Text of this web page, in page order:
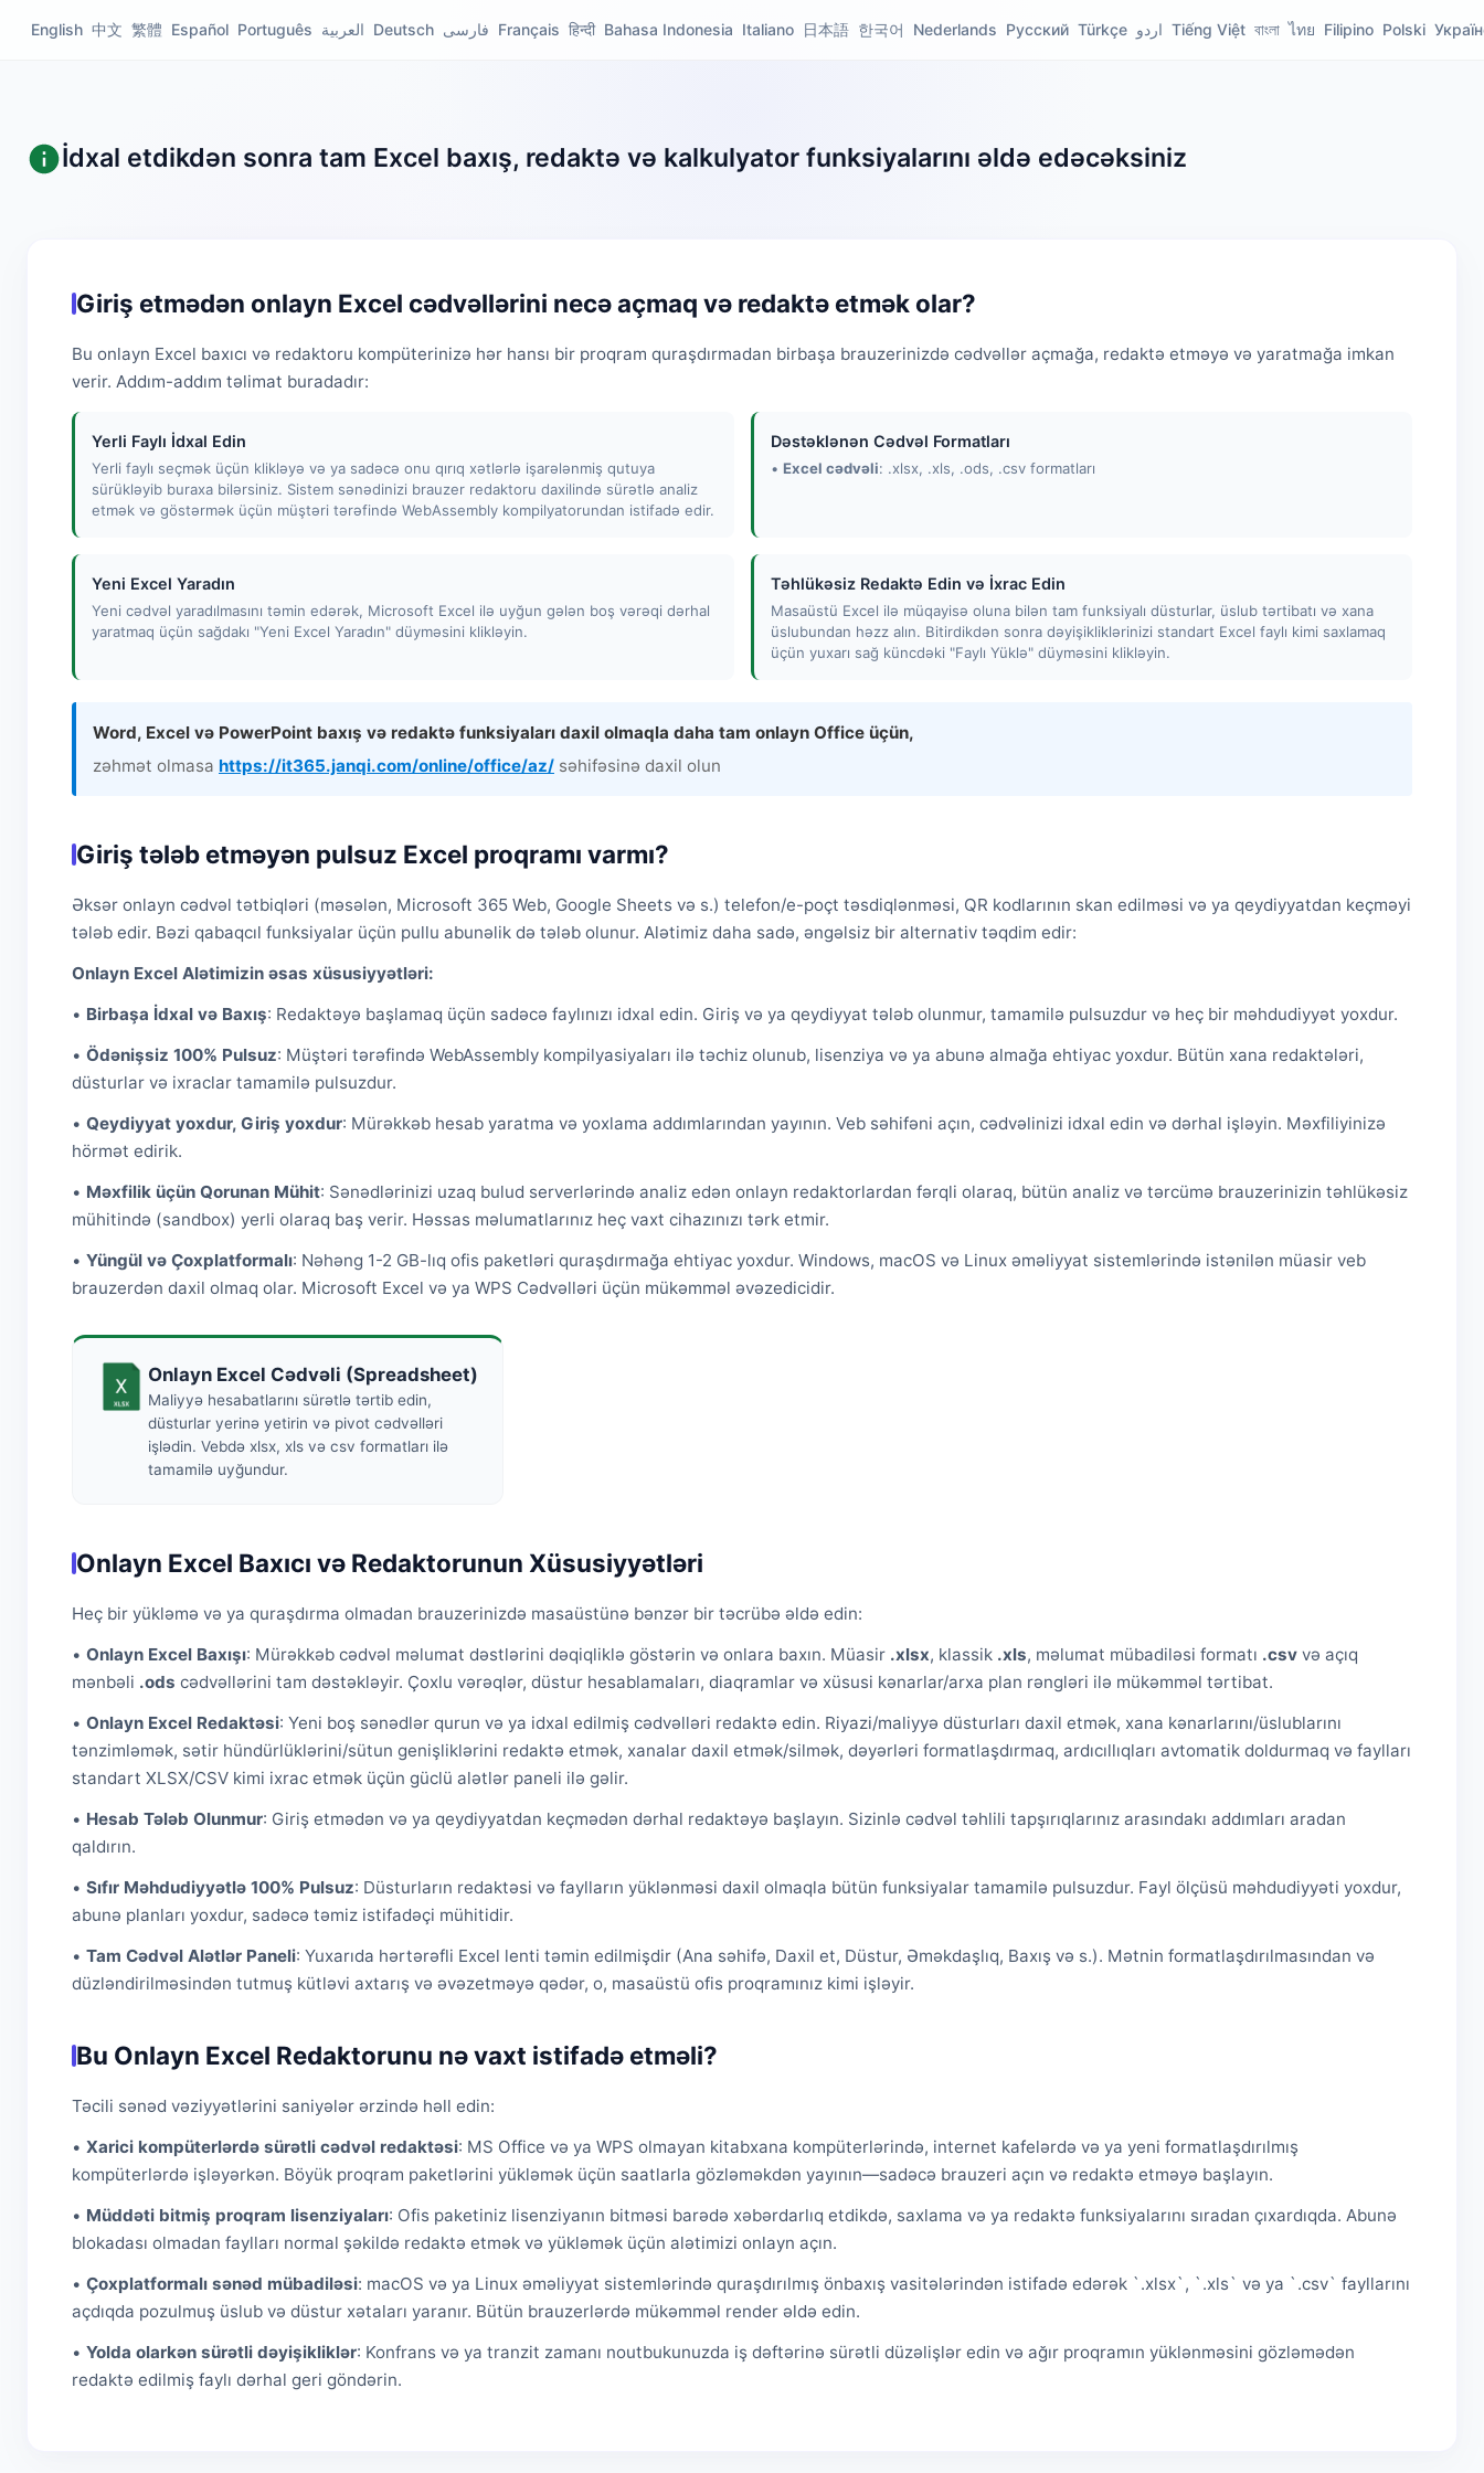
English 中文 繁體 Español Português العربية Deutsch فارسی Français हिन्दी Bahasa Indonesia Italiano 日本語 한국어 Nederlands Русский Türkçe اردو Tiếng Việt বাংলা ไทย Filipino Polski
İdxal etdikdən sonra tam Excel baxış, redaktə və kalkulyator funksiyalarını əldə edəcəksiniz
Giriş etmədən onlayn Excel cədvəllərini necə açmaq və redaktə etmək olar?
Bu onlayn Excel baxıcı və redaktoru kompüterinizə hər hansı bir proqram quraşdırmadan birbaşa brauzerinizdə cədvəllər açmağa, redaktə etməyə və yaratmağa imkan
verir. Addım-addım təlimat buradadır:
Yerli Faylı İdxal Edin
Yerli faylı seçmək üçün klikləyə və ya sadəcə onu qırıq xətlərlə işarələnmiş qutuya
sürükləyib buraxa bilərsiniz. Sistem sənədinizi brauzer redaktoru daxilində sürətlə analiz
etmək və göstərmək üçün müştəri tərəfində WebAssembly kompilyatorundan istifadə edir.
Dəstəklənən Cədvəl Formatları
• Excel cədvəli: .xlsx, .xls, .ods, .csv formatları
Yeni Excel Yaradın
Yeni cədvəl yaradılmasını təmin edərək, Microsoft Excel ilə uyğun gələn boş vərəqi dərhal
yaratmaq üçün sağdakı "Yeni Excel Yaradın" düyməsini klikləyin.
Təhlükəsiz Redaktə Edin və İxrac Edin
Masaüstü Excel ilə müqayisə oluna bilən tam funksiyalı düsturlar, üslub tərtibatı və xana
üslubundan həzz alın. Bitirdikdən sonra dəyişikliklərinizi standart Excel faylı kimi saxlamaq
üçün yuxarı sağ küncdəki "Faylı Yüklə" düyməsini klikləyin.
Word, Excel və PowerPoint baxış və redaktə funksiyaları daxil olmaqla daha tam onlayn Office üçün,
zəhmət olmasa https://it365.janqi.com/online/office/az/ səhifəsinə daxil olun
Giriş tələb etməyən pulsuz Excel proqramı varmı?
Əksər onlayn cədvəl tətbiqləri (məsələn, Microsoft 365 Web, Google Sheets və s.) telefon/e-poçt təsdiqlənməsi, QR kodlarının skan edilməsi və ya qeydiyyatdan keçməyi
tələb edir. Bəzi qabaqcıl funksiyalar üçün pullu abunəlik də tələb olunur. Alətimiz daha sadə, əngəlsiz bir alternativ təqdim edir:
Onlayn Excel Alətimizin əsas xüsusiyyətləri:
• Birbaşa İdxal və Baxış: Redaktəyə başlamaq üçün sadəcə faylınızı idxal edin. Giriş və ya qeydiyyat tələb olunmur, tamamilə pulsuzdur və heç bir məhdudiyyət yoxdur.
• Ödənişsiz 100% Pulsuz: Müştəri tərəfində WebAssembly kompilyasiyaları ilə təchiz olunub, lisenziya və ya abunə almağa ehtiyac yoxdur. Bütün xana redaktələri,
düsturlar və ixraclar tamamilə pulsuzdur.
• Qeydiyyat yoxdur, Giriş yoxdur: Mürəkkəb hesab yaratma və yoxlama addımlarından yayının. Veb səhifəni açın, cədvəlinizi idxal edin və dərhal işləyin. Məxfiliyinizə
hörmət edirik.
• Məxfilik üçün Qorunan Mühit: Sənədlərinizi uzaq bulud serverlərində analiz edən onlayn redaktorlardan fərqli olaraq, bütün analiz və tərcümə brauzerinizin təhlükəsiz
mühitində (sandbox) yerli olaraq baş verir. Həssas məlumatlarınız heç vaxt cihazınızı tərk etmir.
• Yüngül və Çoxplatformalı: Nəhəng 1-2 GB-lıq ofis paketləri quraşdırmağa ehtiyac yoxdur. Windows, macOS və Linux əməliyyat sistemlərində istənilən müasir veb
brauzerdən daxil olmaq olar. Microsoft Excel və ya WPS Cədvəlləri üçün mükəmməl əvəzedicidir.
Onlayn Excel Cədvəli (Spreadsheet)
Maliyyə hesabatlarını sürətlə tərtib edin,
düsturlar yerinə yetirin və pivot cədvəlləri
işlədin. Vebdə xlsx, xls və csv formatları ilə
tamamilə uyğundur.
Onlayn Excel Baxıcı və Redaktorunun Xüsusiyyətləri
Heç bir yükləmə və ya quraşdırma olmadan brauzerinizdə masaüstünə bənzər bir təcrübə əldə edin:
• Onlayn Excel Baxışı: Mürəkkəb cədvəl məlumat dəstlərini dəqiqliklə göstərin və onlara baxın. Müasir .xlsx, klassik .xls, məlumat mübadiləsi formatı .csv və açıq
mənbəli .ods cədvəllərini tam dəstəkləyir. Çoxlu vərəqlər, düstur hesablamaları, diaqramlar və xüsusi kənarlar/arxa plan rəngləri ilə mükəmməl tərtibat.
• Onlayn Excel Redaktəsi: Yeni boş sənədlər qurun və ya idxal edilmiş cədvəlləri redaktə edin. Riyazi/maliyyə düsturları daxil etmək, xana kənarlarını/üslublarını
tənzimləmək, sətir hündürlüklərini/sütun genişliklərini redaktə etmək, xanalar daxil etmək/silmək, dəyərləri formatlaşdırmaq, ardıcıllıqları avtomatik doldurmaq və faylları
standart XLSX/CSV kimi ixrac etmək üçün güclü alətlər paneli ilə gəlir.
• Hesab Tələb Olunmur: Giriş etmədən və ya qeydiyyatdan keçmədən dərhal redaktəyə başlayın. Sizinlə cədvəl təhlili tapşırıqlarınız arasındakı addımları aradan
qaldırın.
• Sıfır Məhdudiyyətlə 100% Pulsuz: Düsturların redaktəsi və faylların yüklənməsi daxil olmaqla bütün funksiyalar tamamilə pulsuzdur. Fayl ölçüsü məhdudiyyəti yoxdur,
abunə planları yoxdur, sadəcə təmiz istifadəçi mühitidir.
• Tam Cədvəl Alətlər Paneli: Yuxarıda hərtərəfli Excel lenti təmin edilmişdir (Ana səhifə, Daxil et, Düstur, Əməkdaşlıq, Baxış və s.). Mətnin formatlaşdırılmasından və
düzləndirilməsindən tutmuş kütləvi axtarış və əvəzetməyə qədər, o, masaüstü ofis proqramınız kimi işləyir.
Bu Onlayn Excel Redaktorunu nə vaxt istifadə etməli?
Təcili sənəd vəziyyətlərini saniyələr ərzində həll edin:
• Xarici kompüterlərdə sürətli cədvəl redaktəsi: MS Office və ya WPS olmayan kitabxana kompüterlərində, internet kafelərdə və ya yeni formatlaşdırılmış
kompüterlərdə işləyərkən. Böyük proqram paketlərini yükləmək üçün saatlarla gözləməkdən yayının—sadəcə brauzeri açın və redaktə etməyə başlayın.
• Müddəti bitmiş proqram lisenziyaları: Ofis paketiniz lisenziyanın bitməsi barədə xəbərdarlıq etdikdə, saxlama və ya redaktə funksiyalarını sıradan çıxardıqda. Abunə
blokadası olmadan faylları normal şəkildə redaktə etmək və yükləmək üçün alətimizi onlayn açın.
• Çoxplatformalı sənəd mübadiləsi: macOS və ya Linux əməliyyat sistemlərində quraşdırılmış önbaxış vasitələrindən istifadə edərək `.xlsx`, `.xls` və ya `.csv` fayllarını
açdıqda pozulmuş üslub və düstur xətaları yaranır. Bütün brauzerlərdə mükəmməl render əldə edin.
• Yolda olarkən sürətli dəyişikliklər: Konfrans və ya tranzit zamanı noutbukunuzda iş dəftərinə sürətli düzəlişlər edin və ağır proqramın yüklənməsini gözləmədən
redaktə edilmiş faylı dərhal geri göndərin.